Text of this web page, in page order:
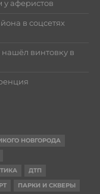
у аферистов
в соцсетях
винтовку в
НОВГОРОДА
ДТП
ПАРКИ И СКВЕРЫ